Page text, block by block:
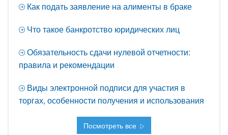
Как подать заявление на алименты в браке
Что такое банкротство юридических лиц
Обязательность сдачи нулевой отчетности:
правила и рекомендации
Виды электронной подписи для участия в
торгах, особенности получения и использования
Посмотреть все